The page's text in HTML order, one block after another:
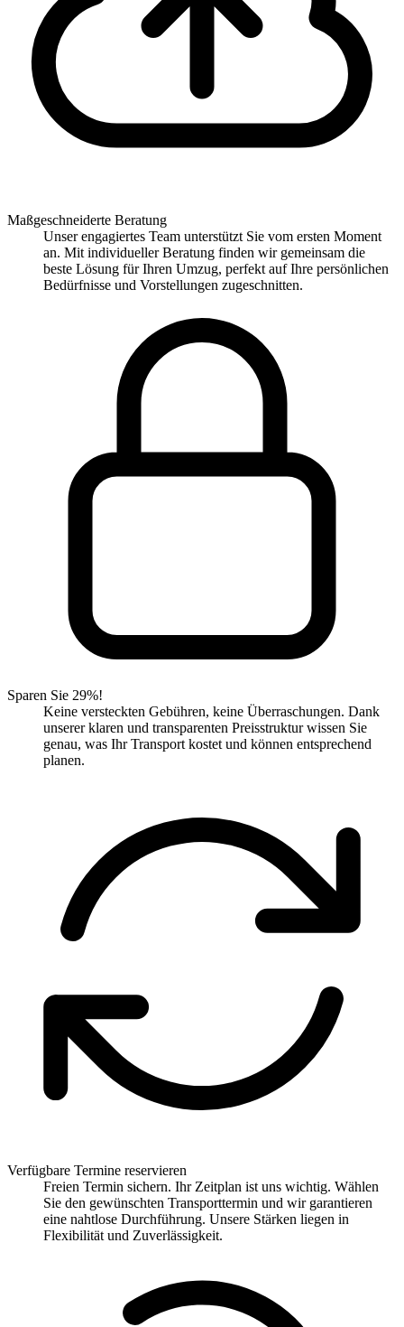
Maßgeschneiderte Beratung
Unser engagiertes Team unterstützt Sie vom ersten Moment
an. Mit individueller Beratung finden wir gemeinsam die
beste Lösung für Ihren Umzug, perfekt auf Ihre persönlichen
Bedürfnisse und Vorstellungen zugeschnitten.
Sparen Sie 29%!
Keine versteckten Gebühren, keine Überraschungen. Dank
unserer klaren und transparenten Preisstruktur wissen Sie
genau, was Ihr Transport kostet und können entsprechend
planen.
Verfügbare Termine reservieren
Freien Termin sichern. Ihr Zeitplan ist uns wichtig. Wählen
Sie den gewünschten Transporttermin und wir garantieren
eine nahtlose Durchführung. Unsere Stärken liegen in
Flexibilität und Zuverlässigkeit.